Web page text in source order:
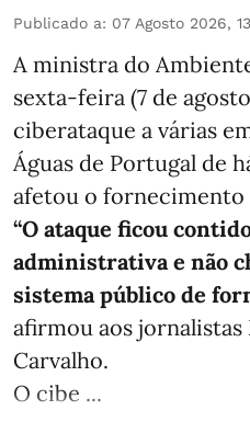
Publicado a: 07 Agosto 2026,
A ministra do
sexta-feira (7 de
ciberataque a várias
Águas de Portugal de
afetou o fornecimento
“O ataque ficou
administrativa e não
sistema público de
afirmou aos jornalistas
Carvalho.
O cibe ...